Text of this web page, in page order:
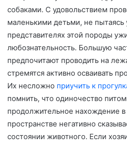
собаками. С удовольствием
маленькими детьми, не пытаясь
представителях этой породы
любознательность. Большую
предпочитают проводить на
стремятся активно осваивать
Их несложно приучить к
помнить, что одиночество
продолжительное нахождение в
пространстве негативно
состоянии животного. Если